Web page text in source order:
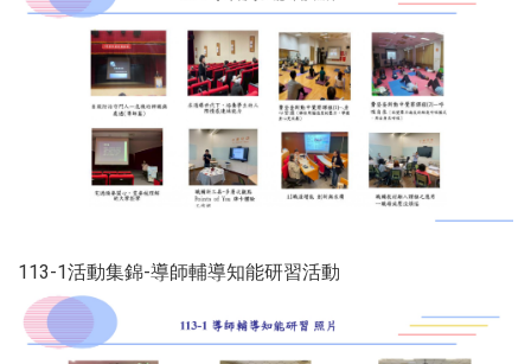
113-1活動集錦-導師輔導知能研習活動